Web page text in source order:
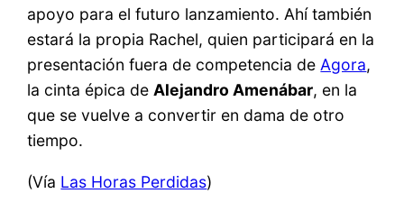
apoyo para el futuro lanzamiento. Ahí también
estará la propia Rachel, quien participará en la
presentación fuera de competencia de Agora,
la cinta épica de Alejandro Amenábar, en la
que se vuelve a convertir en dama de otro
tiempo.
(Vía Las Horas Perdidas)